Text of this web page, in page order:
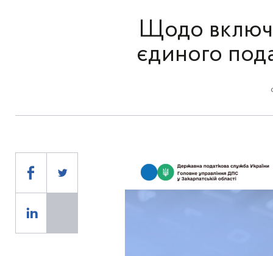
Щодо
єдиного